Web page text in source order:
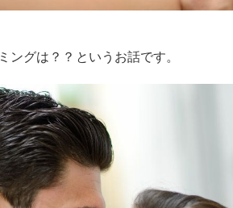
ングは？？というお話です。